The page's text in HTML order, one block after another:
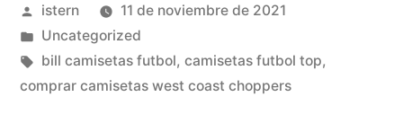
Abdul
Thompson?»
Publicado
por
istern
11 de noviembre de 2021
Publicado
en
Uncategorized
Etiquetas:
bill camisetas futbol, camisetas futbol top,
comprar camisetas west coast choppers